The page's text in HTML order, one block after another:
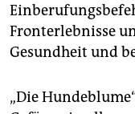
Fronterlebnisse
Gesundheit und
„Die